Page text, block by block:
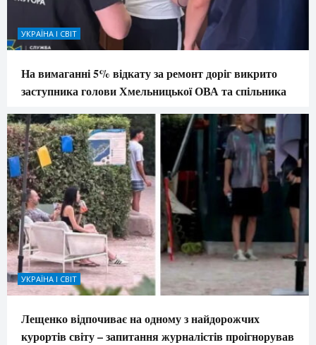
УКРАЇНА І СВІТ
На вимаганні 5% відкату за ремонт доріг викрито
заступника голови Хмельницької ОВА та спільника
УКРАЇНА І СВІТ
Лещенко відпочиває на одному з найдорожчих
курортів світу – запитання журналістів проігнорував